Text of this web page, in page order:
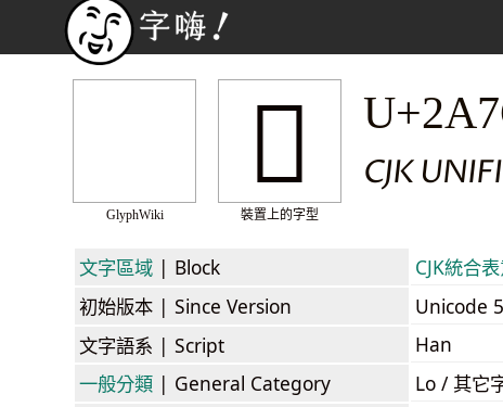
GlyphWiki
𪟉
裝置上的字型
CJK
文字區域 | Block CJK統合
初始版本 | Since Version
Unicode
文字語系 | Script
Han
一般分類 | General Category
Lo / 其它